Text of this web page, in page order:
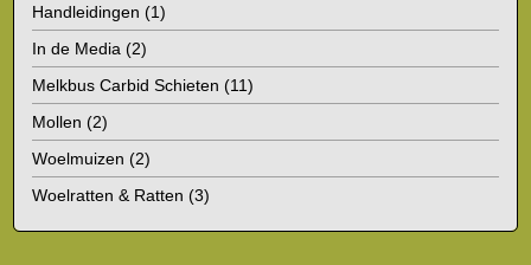
Handleidingen(1)
In de Media(2)
Melkbus Carbid Schieten(11)
Mollen(2)
Woelmuizen(2)
Woelratten & Ratten(3)